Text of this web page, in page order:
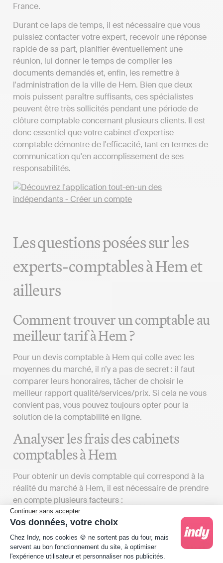
Continuer sans accepter
Vos données, votre choix
Plateforme de Gestion du Consentement :
Chez Indy, nos cookies 🍪 ne sortent pas du four, mais
servent au bon fonctionnement du site, à optimiser
l'expérience utilisateur et personnaliser nos publicités.
France.
Durant ce laps de temps, il est nécessaire que vous
puissiez contacter votre expert, recevoir une réponse
rapide de sa part, planifier éventuellement une
réunion, lui donner le temps de compiler les
documents demandés et, enfin, les remettre à
l'administration de la ville de Hem. Bien que deux
mois puissent paraître suffisants, ces spécialistes
peuvent être très sollicités pendant une période de
clôture comptable concernant plusieurs clients. Il est
donc essentiel que votre cabinet d'expertise
comptable démontre de l'efficacité, tant en termes de
communication qu'en accomplissement de ses
responsabilités.
Les questions posées sur les
experts-comptables à Hem et
ailleurs
Comment trouver un comptable au
meilleur tarif à Hem ?
Pour un devis comptable à Hem qui colle avec les
moyennes du marché, il n’y a pas de secret : il faut
comparer leurs honoraires, tâcher de choisir le
meilleur rapport qualité/services/prix. Si cela ne vous
convient pas, vous pouvez toujours opter pour la
solution de la comptabilité en ligne.
Analyser les frais des cabinets
comptables à Hem
Pour obtenir un devis comptable qui correspond à la
réalité du marché à Hem, il est nécessaire de prendre
en compte plusieurs facteurs :
Identifier vos exigences
: Le coût des services
offerts par un cabinet d'expertise comptable à
proximité de Hem peut varier considérablement
en fonction du contenu de la lettre de mission